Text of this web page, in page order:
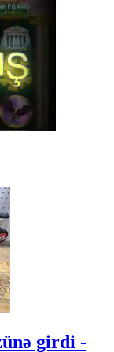
girdi -